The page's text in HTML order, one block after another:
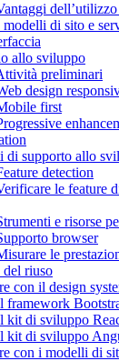
modelli di sito e
allo sviluppo
preliminari
design
first
di supporto allo
detection
le feature
e risorse
browser
le
del riuso
con il design
framework
kit di sviluppo
kit di sviluppo
con i modelli di